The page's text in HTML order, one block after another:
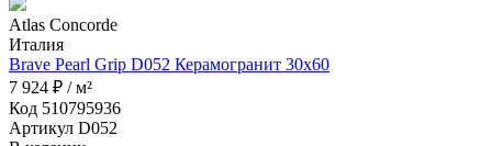
Atlas Concorde
Италия
Brave Pearl Grip D052 Керамогранит 30x60
7 924 ₽ / м²
Код 510795936
Артикул D052